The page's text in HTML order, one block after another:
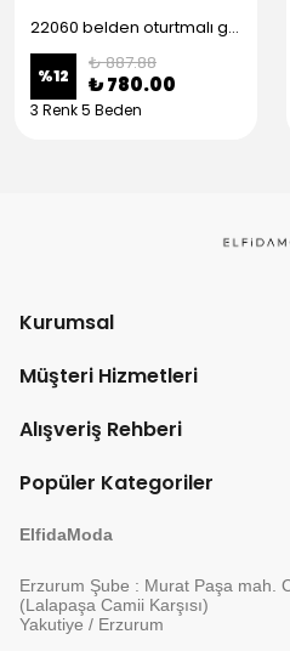
22060 belden oturtmalı gömlek - Lacivert
%12
₺ 887.88
₺ 780.00
3 Renk 5 Beden
Kurumsal
Müşteri Hizmetleri
Alışveriş Rehberi
Popüler Kategoriler
ElfidaModa
Erzurum Şube : Murat Paşa mah.
(Lalapaşa Camii Karşısı)
Yakutiye / Erzurum